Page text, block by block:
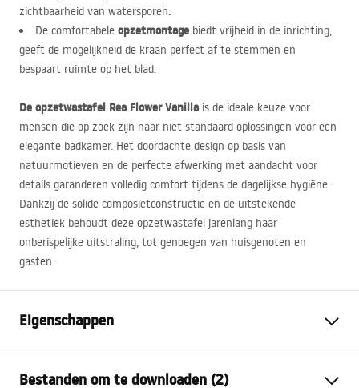
zichtbaarheid van watersporen.
De comfortabele opzetmontage biedt vrijheid in de inrichting,
geeft de mogelijkheid de kraan perfect af te stemmen en
bespaart ruimte op het blad.
De opzetwastafel Rea Flower Vanilla is de ideale keuze voor
mensen die op zoek zijn naar niet-standaard oplossingen voor een
elegante badkamer. Het doordachte design op basis van
natuurmotieven en de perfecte afwerking met aandacht voor
details garanderen volledig comfort tijdens de dagelijkse hygiëne.
Dankzij de solide composietconstructie en de uitstekende
esthetiek behoudt deze opzetwastafel jarenlang haar
onberispelijke uitstraling, tot genoegen van huisgenoten en
gasten.
Eigenschappen
Bestanden om te downloaden (2)